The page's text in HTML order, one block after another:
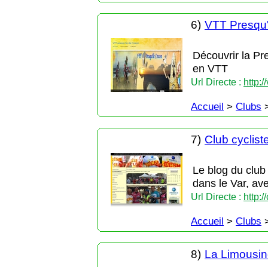
6) VTT
Découvrir la
en VTT
Url Directe :
Accueil > Clubs
7) Club
Le blog du
dans le Var,
Url Directe :
Accueil > Clubs
8) La